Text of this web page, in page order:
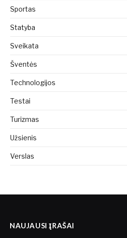
Sportas
Statyba
Sveikata
Šventės
Technologijos
Testai
Turizmas
Užsienis
Verslas
NAUJAUSI ĮRAŠAI